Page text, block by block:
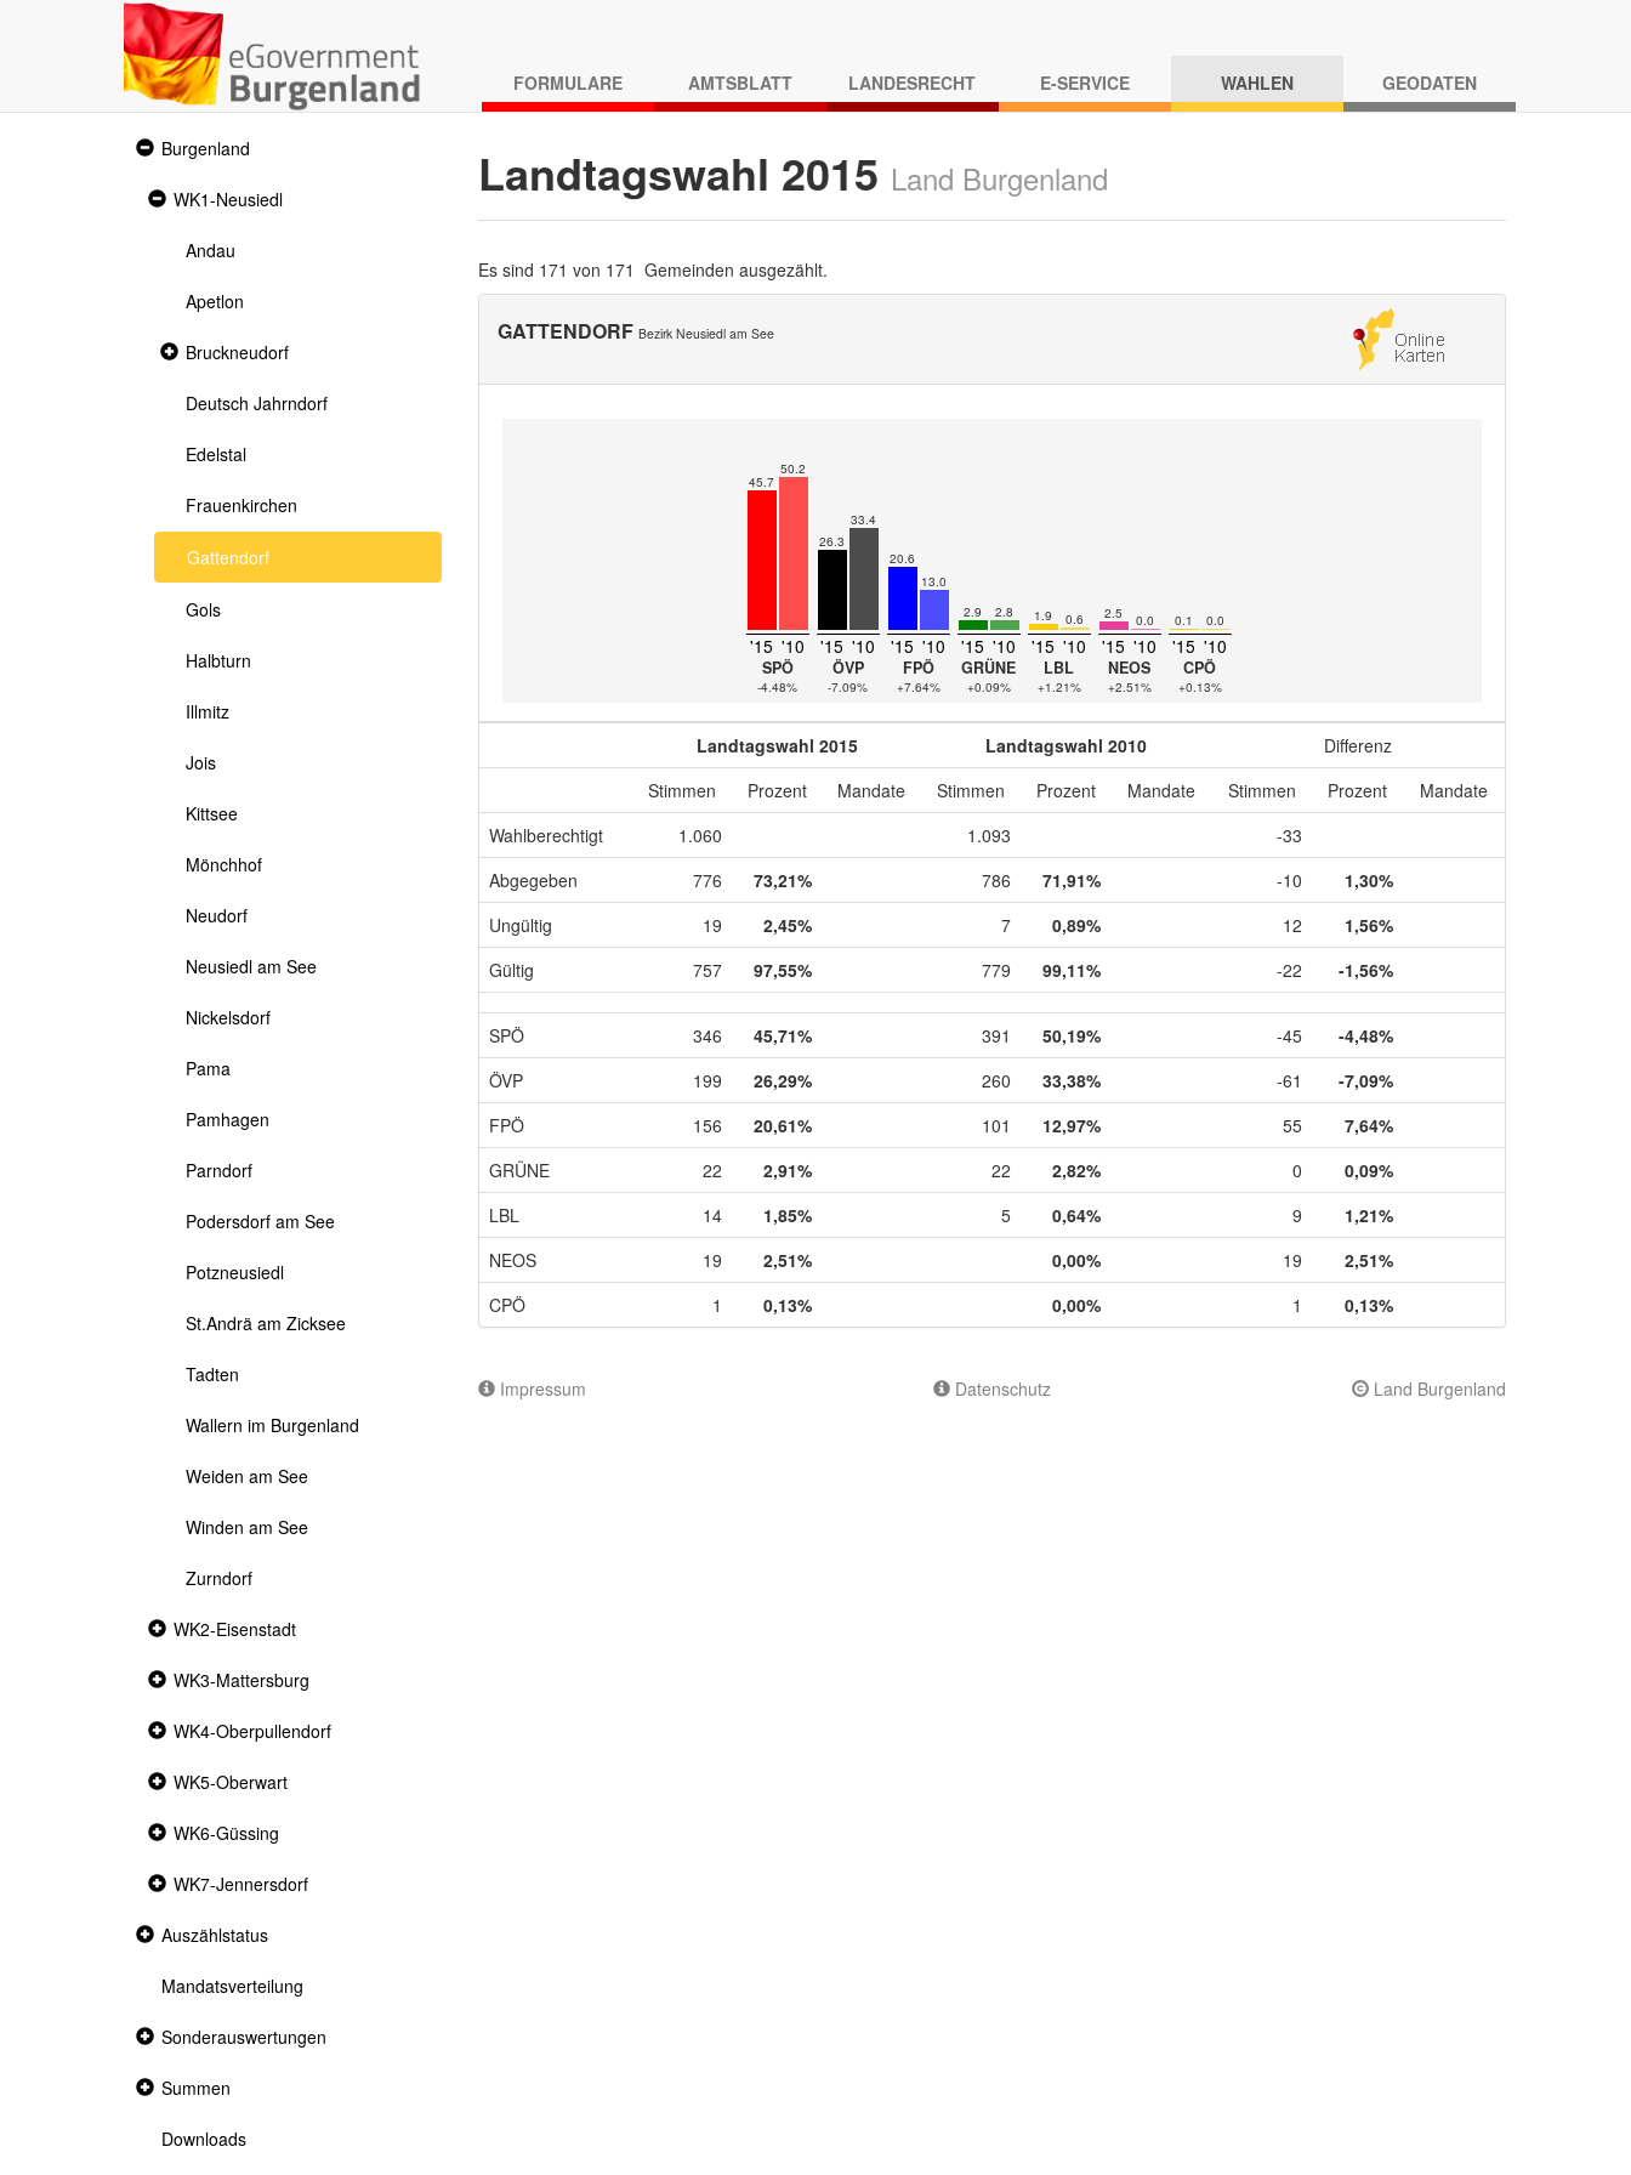
FORMULARE AMTSBLATT LANDESRECHT E-SERVICE WAHLEN GEODATEN
Expanded
section
Burgenland
Expanded
WK1-Neusiedl
Andau
Apetlon
Collapsed
Bruckneudorf
Deutsch Jahrndorf
Edelstal
Frauenkirchen
Gattendorf
Gols
Halbturn
Illmitz
Jois
Kittsee
Mönchhof
Neudorf
Neusiedl am See
Nickelsdorf
Pama
Pamhagen
Parndorf
Podersdorf am See
Potzneusiedl
St.Andrä am Zicksee
Tadten
Wallern im Burgenland
Weiden am See
Winden am See
Zurndorf
Collapsed
WK2-Eisenstadt
Collapsed
WK3-Mattersburg
Collapsed
WK4-Oberpullendorf
Collapsed
WK5-Oberwart
Collapsed
WK6-Güssing
Collapsed
WK7-Jennersdorf
Collapsed
Auszählstatus
Mandatsverteilung
Collapsed
Sonderauswertungen
Collapsed
Summen
Downloads
Landtagswahl 2015 Land Burgenland
Es sind 171 von 171 Gemeinden ausgezählt.
GATTENDORF Bezirk Neusiedl am See
45.7
50.2
'15 '10
SPÖ
-4.48%
26.3
33.4
'15 '10
ÖVP
-7.09%
20.6
13.0
'15 '10
FPÖ
+7.64%
2.9 2.8
'15 '10
GRÜNE
+0.09%
1.9 0.6
'15 '10
LBL
+1.21%
2.5 0.0
'15 '10
NEOS
+2.51%
0.1 0.0
'15 '10
CPÖ
+0.13%
Landtagswahl 2015 Landtagswahl 2010
Differenz
Stimmen
Prozent Mandate Stimmen Prozent Mandate Stimmen Prozent
Mandate
Wahlberechtigt
1.060 1.093
-33
Abgegeben
776 73,21% 786 71,91% -10
1,30%
Ungültig
19 2,45% 7 0,89% 12
1,56%
Gültig
757 97,55% 779 99,11% -22 -1,56%
SPÖ 346 45,71% 391 50,19% -45
-4,48%
ÖVP
199 26,29% 260 33,38% -61
-7,09%
FPÖ
156 20,61% 101 12,97% 55
7,64%
GRÜNE
22 2,91% 22 2,82% 0
0,09%
LBL
14 1,85% 5 0,64% 9
1,21%
NEOS
19 2,51% 0,00% 19
2,51%
CPÖ
1 0,13% 0,00% 1 0,13%
Impressum Datenschutz Land Burgenland